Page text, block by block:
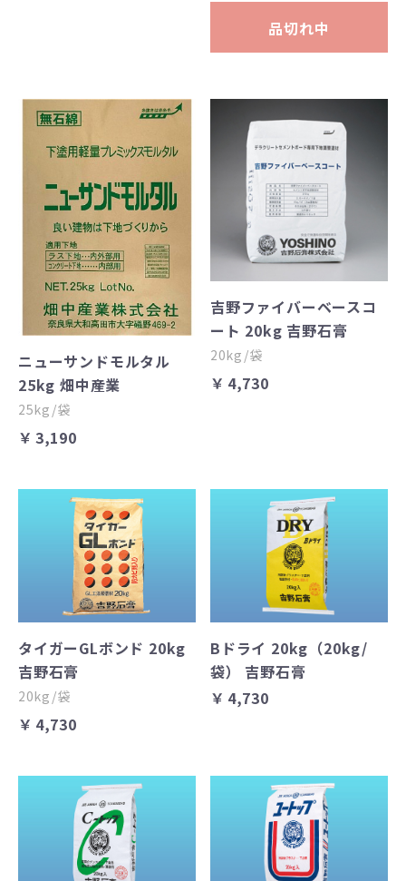
品切れ中
ニューサンドモルタル
25kg 畑中産業
25kg/袋
￥3,190
吉野ファイバーベースコ
ート 20kg 吉野石膏
20kg/袋
￥4,730
タイガーGLボンド 20kg
吉野石膏
20kg/袋
￥4,730
Bドライ 20kg（20kg/
袋） 吉野石膏
￥4,730